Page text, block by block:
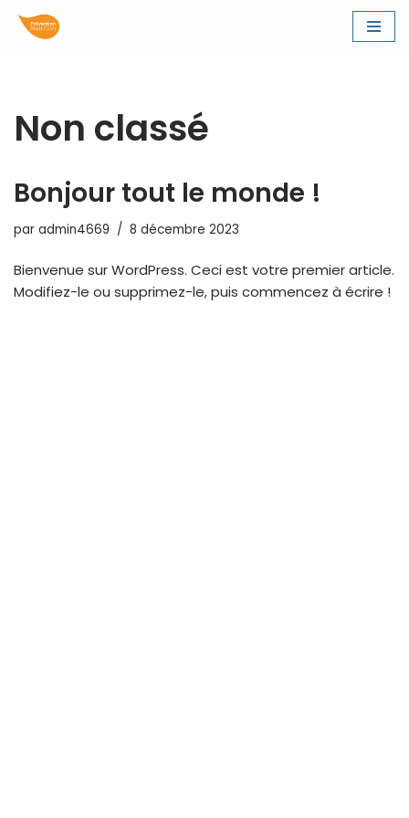
Non classé
Bonjour tout le monde !
par admin4669 8 décembre 2023
Bienvenue sur WordPress. Ceci est votre premier article.
Modifiez-le ou supprimez-le, puis commencez à écrire !